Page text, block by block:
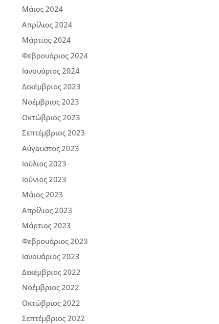
Μάιος 2024
Απρίλιος 2024
Μάρτιος 2024
Φεβρουάριος 2024
Ιανουάριος 2024
Δεκέμβριος 2023
Νοέμβριος 2023
Οκτώβριος 2023
Σεπτέμβριος 2023
Αύγουστος 2023
Ιούλιος 2023
Ιούνιος 2023
Μάιος 2023
Απρίλιος 2023
Μάρτιος 2023
Φεβρουάριος 2023
Ιανουάριος 2023
Δεκέμβριος 2022
Νοέμβριος 2022
Οκτώβριος 2022
Σεπτέμβριος 2022